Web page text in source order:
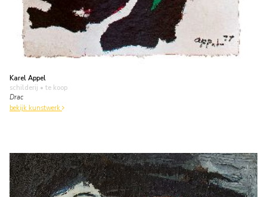
Karel Appel
schilderij • te koop
Drac
bekijk kunstwerk